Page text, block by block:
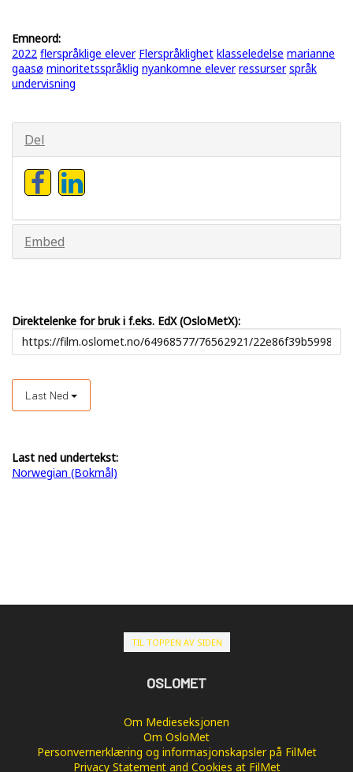
Emneord:
2022 flerspråklige elever Flerspråklighet klasseledelse marianne
gaasø minoritetsspråklig nyankomne elever ressurser språk
undervisning
Del
Embed
Direktelenke for bruk i f.eks. EdX (OsloMetX):
Last Ned
Last ned undertekst:
Norwegian (Bokmål)
TIL TOPPEN AV SIDEN
OSLOMET
Om Medieseksjonen
Om OsloMet
Personvernerklæring og informasjonskapsler på FilMet
Privacy Statement and Cookies at FilMet